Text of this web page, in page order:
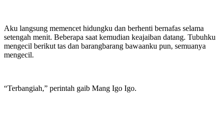
Aku langsung memencet hidungku dan berhenti bernafas selama
setengah menit. Beberapa saat kemudian keajaiban datang. Tubuhku
mengecil berikut tas dan barangbarang bawaanku pun, semuanya
mengecil.
“Terbangiah,” perintah gaib Mang Igo Igo.